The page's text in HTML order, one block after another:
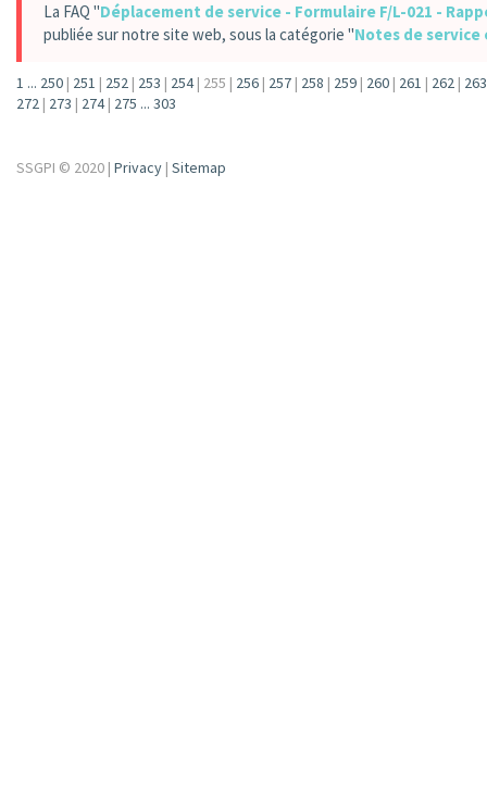
La FAQ "Déplacement de service - Formulaire F/L-021 -
publiée sur notre site web, sous la catégorie "Notes de service
1 ... 250 | 251 | 252 | 253 | 254 | 255 | 256 | 257 | 258 | 259 | 260 | 261 | 262 | 263
272 | 273 | 274 | 275 ... 303
SSGPI © 2020 | Privacy | Sitemap